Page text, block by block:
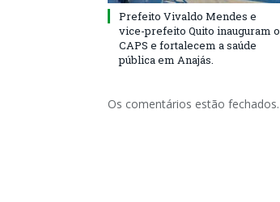
Prefeito Vivaldo Mendes e
vice-prefeito Quito inauguram o
CAPS e fortalecem a saúde
pública em Anajás.
Os comentários estão fechados.